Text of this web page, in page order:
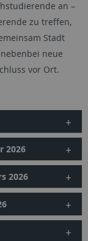
an –
zu treffen,
Stadt
neue
vor Ort.
2026
2026